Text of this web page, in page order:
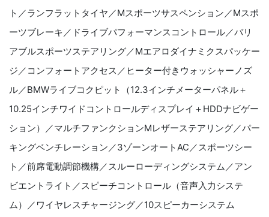
ト／ランフラットタイヤ／Mスポーツサスペンション／Mスポ
ーツブレーキ／ドライブパフォーマンスコントロール／バリ
アブルスポーツステアリング／Mエアロダイナミクスパッケー
ジ／コンフォートアクセス／ヒーター付きウォッシャーノズ
ル／BMWライブコクピット（12.3インチメーターパネル＋
10.25インチワイドコントロールディスプレイ＋HDDナビゲー
ション）／マルチファンクションMレザーステアリング／パー
キングベンチレーション／3ゾーンオートAC／スポーツシー
ト／前席電動調節機構／スルーローディングシステム／アン
ビエントライト／スピーチコントロール（音声入力システ
ム）／ワイヤレスチャージング／10スピーカーシステム